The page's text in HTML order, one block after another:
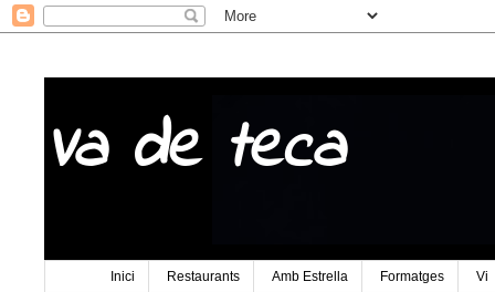
Va de teca
Inici Restaurants Amb Estrella Formatges Vi